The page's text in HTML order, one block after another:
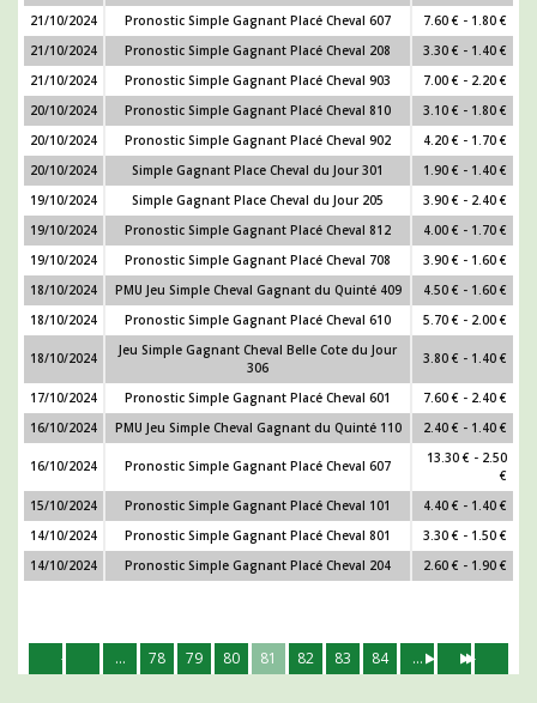
21/10/2024 Pronostic Simple Gagnant Placé Cheval 607
7.60 € - 1.80 €
21/10/2024
Pronostic Simple Gagnant Placé Cheval 208
3.30 € - 1.40 €
21/10/2024
Pronostic Simple Gagnant Placé Cheval 903
7.00 € - 2.20 €
20/10/2024
Pronostic Simple Gagnant Placé Cheval 810
3.10 € - 1.80 €
20/10/2024
Pronostic Simple Gagnant Placé Cheval 902
4.20 € - 1.70 €
20/10/2024
Simple Gagnant Place Cheval du Jour 301
1.90 € - 1.40 €
19/10/2024
Simple Gagnant Place Cheval du Jour 205
3.90 € - 2.40 €
19/10/2024
Pronostic Simple Gagnant Placé Cheval 812
4.00 € - 1.70 €
19/10/2024
Pronostic Simple Gagnant Placé Cheval 708
3.90 € - 1.60 €
18/10/2024
PMU Jeu Simple Cheval Gagnant du Quinté 409
4.50 € - 1.60 €
18/10/2024
Pronostic Simple Gagnant Placé Cheval 610 5.70 € - 2.00 €
18/10/2024
Jeu Simple Gagnant Cheval Belle Cote du Jour
306
3.80 € - 1.40 €
17/10/2024 Pronostic Simple Gagnant Placé Cheval 601
7.60 € - 2.40 €
16/10/2024
PMU Jeu Simple Cheval Gagnant du Quinté 110 2.40 € - 1.40 €
16/10/2024 Pronostic Simple Gagnant Placé Cheval 607
13.30 € - 2.50
€
15/10/2024
Pronostic Simple Gagnant Placé Cheval 101
4.40 € - 1.40 €
14/10/2024
Pronostic Simple Gagnant Placé Cheval 801
3.30 € - 1.50 €
14/10/2024
Pronostic Simple Gagnant Placé Cheval 204 2.60 € - 1.90 €
... 78 79 80 81 82 83 84 ...